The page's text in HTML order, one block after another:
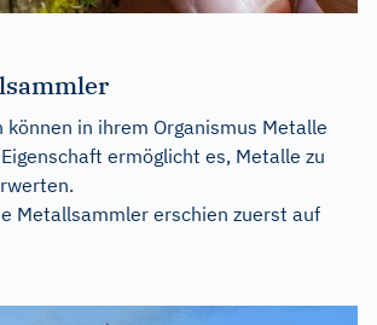
können in ihrem Organismus Metalle
ermöglicht es, Metalle zu
Metallsammler erschien zuerst auf